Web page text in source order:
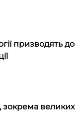
призводять до
зокрема великих